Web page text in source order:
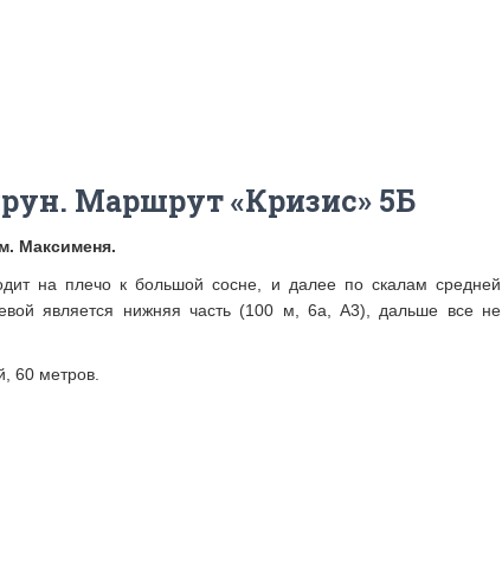
Маршрут «Кризис» 5Б
Максименя.
на плечо к большой сосне, и далее по скалам средней
является нижняя часть (100 м, 6а, А3), дальше все не
60 метров.